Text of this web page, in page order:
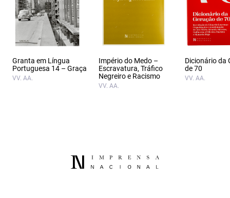
Granta em Língua
Portuguesa 14 – Graça
VV. AA.
Império do Medo –
Escravatura, Tráfico
Negreiro e Racismo
VV. AA.
Dicionário da
de 70
VV. AA.